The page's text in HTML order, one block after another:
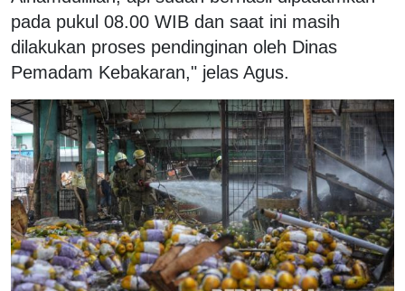
pada pukul 08.00 WIB dan saat ini masih
dilakukan proses pendinginan oleh Dinas
Pemadam Kebakaran," jelas Agus.